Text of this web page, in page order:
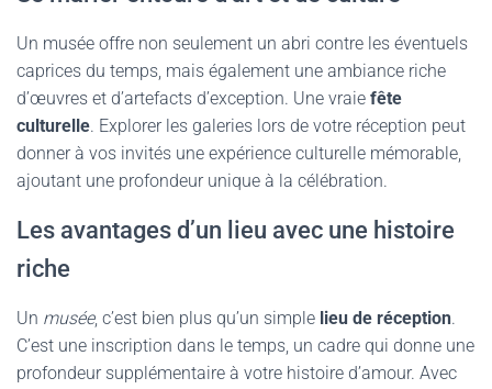
Un musée offre non seulement un abri contre les éventuels
caprices du temps, mais également une ambiance riche
d’œuvres et d’artefacts d’exception. Une vraie fête
culturelle. Explorer les galeries lors de votre réception peut
donner à vos invités une expérience culturelle mémorable,
ajoutant une profondeur unique à la célébration.
Les avantages d’un lieu avec une histoire
riche
Un musée, c’est bien plus qu’un simple lieu de réception.
C’est une inscription dans le temps, un cadre qui donne une
profondeur supplémentaire à votre histoire d’amour. Avec